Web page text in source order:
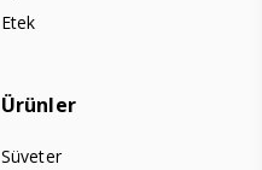
Etek
Ürünler
Süveter